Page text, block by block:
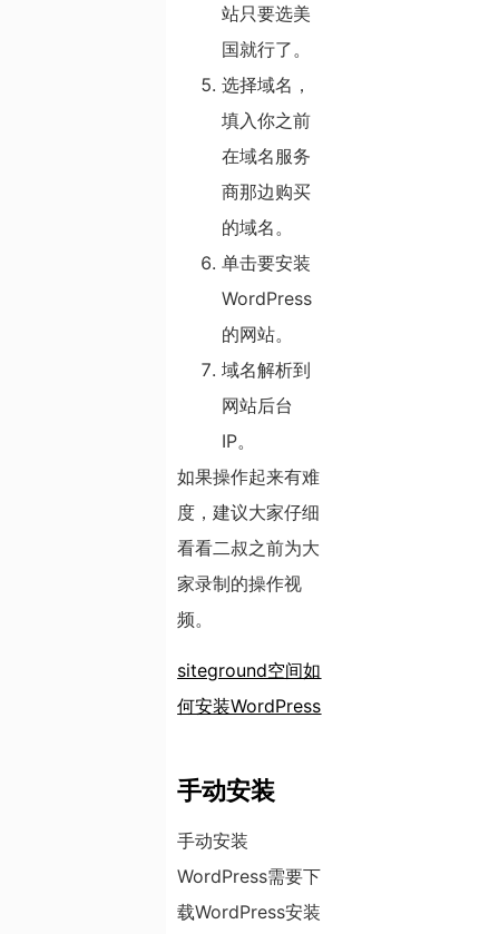
站只要选美
国就行了。
选择域名，
填入你之前
在域名服务
商那边购买
的域名。
单击要安装
WordPress
的网站。
域名解析到
网站后台
IP。
如果操作起来有难
度，建议大家仔细
看看二叔之前为大
家录制的操作视
频。
siteground空间如
何安装WordPress
手动安装
手动安装
WordPress需要下
载WordPress安装